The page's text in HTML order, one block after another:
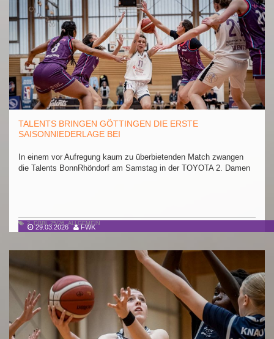
29.03.2026 FWK
TALENTS BRINGEN GÖTTINGEN DIE ERSTE
SAISONNIEDERLAGE BEI
In einem vor Aufregung kaum zu überbietenden Match zwangen
die Talents BonnRhöndorf am Samstag in der TOYOTA 2. Damen
2. DBBL 25/26,ALLGEMEIN